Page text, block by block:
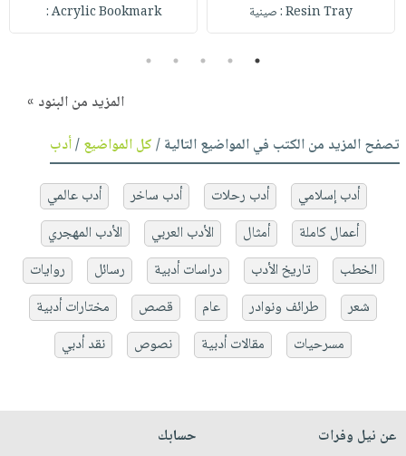
Resin Tray : صينية Acrylic Bookmark :
1
2
3
4
5
المزيد من البنود »
تصفح المزيد من الكتب في المواضيع التالية /كل المواضيع/أدب
أدب إسلامي أدب رحلات أدب ساخر
أدب عالمي
أعمال كاملة
أمثال الأدب العربي
الأدب المهجري
الخطب
تاريخ الأدب دراسات أدبية رسائل
روايات
شعر
طرائف ونوادر عام قصص
مختارات أدبية
مسرحيات
مقالات أدبية نصوص نقد أدبي
عن نيل وفرات
حسابك